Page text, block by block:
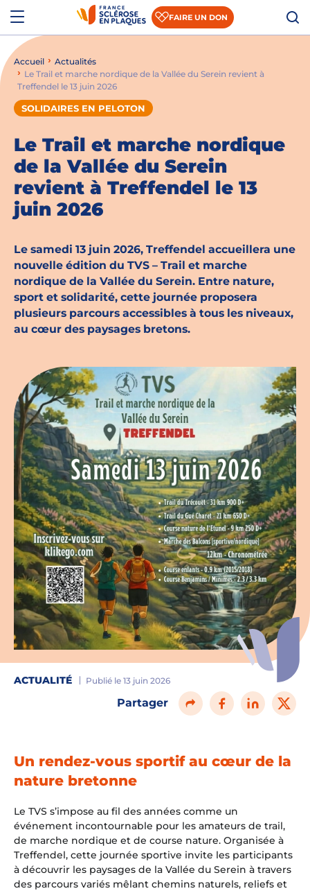
Aller au contenu
Aller à la recherche
FAIRE UN DON
Qui sommes-nous ?
S’informer sur la recherche
Nous rejoindre
Nous soutenir
Actualités
Espace presse
Espace chercheurs
Mon compte
Accueil
Actualités
Le Trail et marche nordique de la Vallée du Serein revient à
Treffendel le 13 juin 2026
SOLIDAIRES EN PELOTON
Le Trail et marche nordique
de la Vallée du Serein
revient à Treffendel le 13
juin 2026
Le samedi 13 juin 2026, Treffendel accueillera une
nouvelle édition du TVS – Trail et marche
nordique de la Vallée du Serein. Entre nature,
sport et solidarité, cette journée proposera
plusieurs parcours accessibles à tous les niveaux,
au cœur des paysages bretons.
ACTUALITÉ Publié le 13 juin 2026
Partager
Un rendez-vous sportif au cœur de la
nature bretonne
Le TVS s’impose au fil des années comme un
événement incontournable pour les amateurs de trail,
de marche nordique et de course nature. Organisée à
Treffendel, cette journée sportive invite les participants
à découvrir les paysages de la Vallée du Serein à travers
des parcours variés mêlant chemins naturels, reliefs et